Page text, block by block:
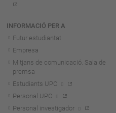
INFORMACIÓ PER A
Futur estudiantat
Empresa
Mitjans de comunicació. Sala de
premsa
Estudiants UPC
Personal UPC
Personal investigador